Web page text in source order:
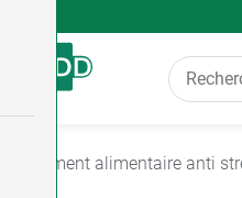
Complément alimentaire anti